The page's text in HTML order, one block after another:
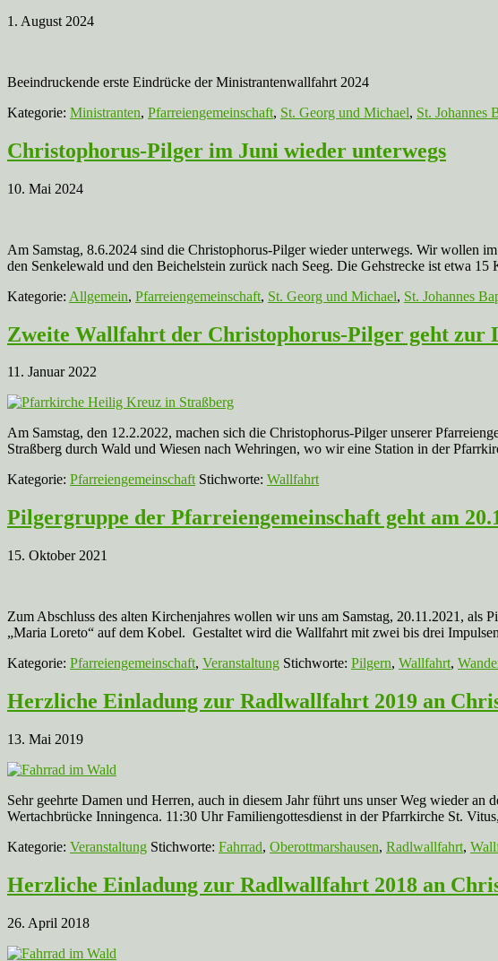
1. August 2024
Beeindruckende erste Eindrücke der Ministrantenwallfahrt 2024
Kategorie: Ministranten, Pfarreiengemeinschaft, St. Georg und Michael, St. Johannes
Christophorus-Pilger im Juni wieder unterwegs
10. Mai 2024
Am Samstag, 8.6.2024 sind die Christophorus-Pilger wieder unterwegs. Wir wollen
den Senkelewald und den Beichelstein zurück nach Seeg. Die Gehstrecke ist etwa
Kategorie: Allgemein, Pfarreiengemeinschaft, St. Georg und Michael, St. Johannes
Zweite Wallfahrt der Christophorus-Pilger geht zur
11. Januar 2022
Am Samstag, den 12.2.2022, machen sich die Christophorus-Pilger unserer
Straßberg durch Wald und Wiesen nach Wehringen, wo wir eine Station in der
Kategorie: Pfarreiengemeinschaft Stichworte: Wallfahrt
Pilgergruppe der Pfarreiengemeinschaft geht am
15. Oktober 2021
Zum Abschluss des alten Kirchenjahres wollen wir uns am Samstag, 20.11.2021, als
„Maria Loreto“ auf dem Kobel. Gestaltet wird die Wallfahrt mit zwei bis drei
Kategorie: Pfarreiengemeinschaft, Veranstaltung Stichworte: Pilgern, Wallfahrt,
Herzliche Einladung zur Radlwallfahrt 2019 an
13. Mai 2019
Sehr geehrte Damen und Herren, auch in diesem Jahr führt uns unser Weg wieder
Wertachbrücke Inningenca. 11:30 Uhr Familiengottesdienst in der Pfarrkirche St.
Kategorie: Veranstaltung Stichworte: Fahrrad, Oberottmarshausen, Radlwallfahrt,
Herzliche Einladung zur Radlwallfahrt 2018 an
26. April 2018